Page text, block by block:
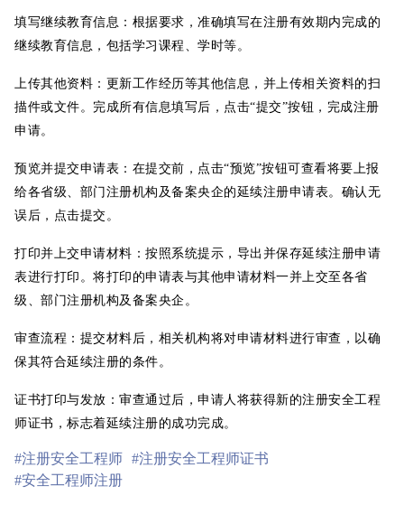
填写继续教育信息：根据要求，准确填写在注册有效期内完成的
继续教育信息，包括学习课程、学时等。
上传其他资料：更新工作经历等其他信息，并上传相关资料的扫
描件或文件。完成所有信息填写后，点击“提交”按钮，完成注册
申请。
预览并提交申请表：在提交前，点击“预览”按钮可查看将要上报
给各省级、部门注册机构及备案央企的延续注册申请表。确认无
误后，点击提交。
打印并上交申请材料：按照系统提示，导出并保存延续注册申请
表进行打印。将打印的申请表与其他申请材料一并上交至各省
级、部门注册机构及备案央企。
审查流程：提交材料后，相关机构将对申请材料进行审查，以确
保其符合延续注册的条件。
证书打印与发放：审查通过后，申请人将获得新的注册安全工程
师证书，标志着延续注册的成功完成。
#注册安全工程师 #注册安全工程师证书
#安全工程师注册